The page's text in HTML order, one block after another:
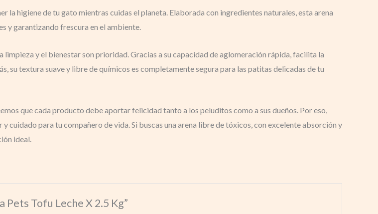
la higiene de tu gato mientras cuidas el planeta. Elaborada con ingredientes naturales, esta arena
y garantizando frescura en el ambiente.
limpieza y el bienestar son prioridad. Gracias a su capacidad de aglomeración rápida, facilita la
su textura suave y libre de químicos es completamente segura para las patitas delicadas de tu
que cada producto debe aportar felicidad tanto a los peluditos como a sus dueños. Por eso,
para tu compañero de vida. Si buscas una arena libre de tóxicos, con excelente absorción y
ideal.
Tofu Leche X 2.5 Kg”